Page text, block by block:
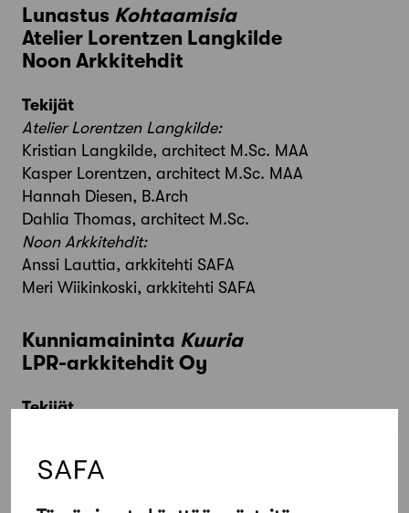
Lunastus Kohtaamisia
Atelier Lorentzen Langkilde
Noon Arkkitehdit
Tekijät
Atelier Lorentzen Langkilde:
Kristian Langkilde, architect M.Sc. MAA
Kasper Lorentzen, architect M.Sc. MAA
Hannah Diesen, B.Arch
Dahlia Thomas, architect M.Sc.
Noon Arkkitehdit:
Anssi Lauttia, arkkitehti SAFA
Meri Wiikinkoski, arkkitehti SAFA
Kunniamaininta Kuuria
LPR-arkkitehdit Oy
Tekijät
Pauno Narjus